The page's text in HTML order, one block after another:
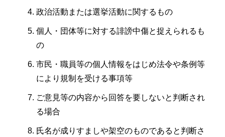
政治活動または選挙活動に関するもの
個人・団体等に対する誹謗中傷と捉えられるも
の
市民・職員等の個人情報をはじめ法令や条例等
により規制を受ける事項等
ご意見等の内容から回答を要しないと判断され
る場合
氏名が成りすましや架空のものであると判断さ